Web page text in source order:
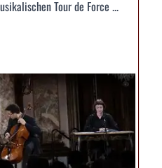
Tour de Force ...